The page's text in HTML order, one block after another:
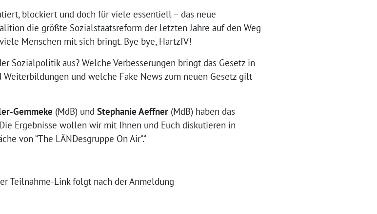
blockiert und doch für viele essentiell – das neue
die größte Sozialstaatsreform der letzten Jahre auf den Weg
Menschen mit sich bringt. Bye bye, HartzIV!
Sozialpolitik aus? Welche Verbesserungen bringt das Gesetz in
und welche Fake News zum neuen Gesetz gilt
Gemmeke (MdB) und Stephanie Aeffner (MdB) haben das
Ergebnisse wollen wir mit Ihnen und Euch diskutieren in
von “The LÄNDesgruppe On Air“.“
Teilnahme-Link folgt nach der Anmeldung